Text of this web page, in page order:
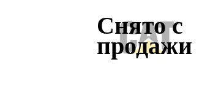
Снято с
продажи